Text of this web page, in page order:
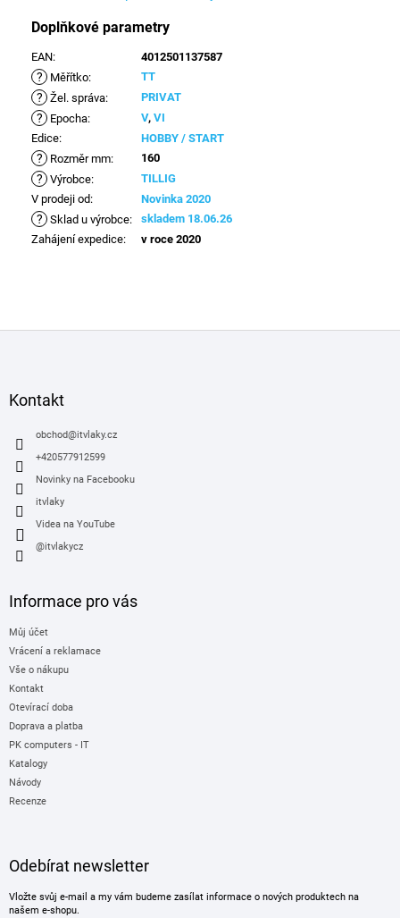
Doplňkové parametry
EAN: 4012501137587
? Měřítko: TT
? Žel. správa: PRIVAT
? Epocha: V, VI
Edice: HOBBY / START
? Rozměr mm: 160
? Výrobce:
TILLIG
V prodeji od: Novinka 2020
? Sklad u výrobce:
skladem 18.06.26
Zahájení expedice: v roce 2020
Kontakt
obchod@itvlaky.cz
+420577912599
Novinky na Facebooku
itvlaky
Videa na YouTube
@itvlakycz
Informace pro vás
Můj účet
Vrácení a reklamace
Vše o nákupu
Kontakt
Otevírací doba
Doprava a platba
PK computers - IT
Katalogy
Návody
Recenze
Odebírat newsletter
Vložte svůj e-mail a my vám budeme zasílat informace o nových produktech na
našem e-shopu.